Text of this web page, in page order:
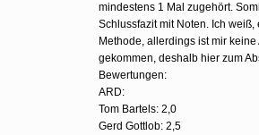
mindestens 1 Mal zugehört.
Schlussfazit mit Noten. Ich weiß,
Methode, allerdings ist mir
gekommen, deshalb hier zum
Bewertungen:
ARD:
Tom Bartels: 2,0
Gerd Gottlob: 2,5